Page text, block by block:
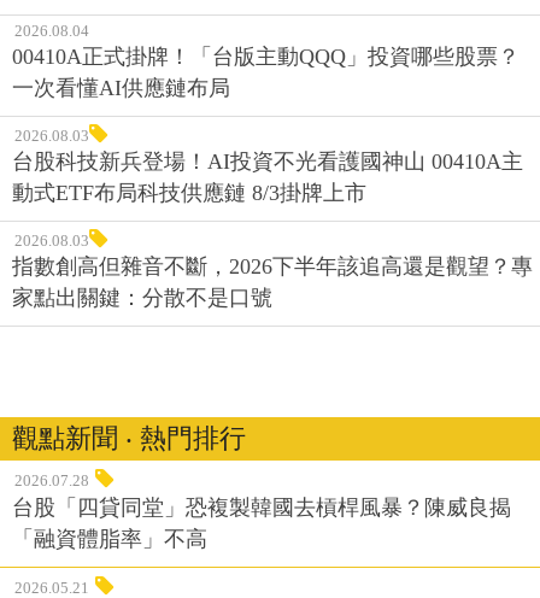
2026.08.04
00410A正式掛牌！「台版主動QQQ」投資哪些股票？
一次看懂AI供應鏈布局
2026.08.03
台股科技新兵登場！AI投資不光看護國神山 00410A主
動式ETF布局科技供應鏈 8/3掛牌上市
2026.08.03
指數創高但雜音不斷，2026下半年該追高還是觀望？專
家點出關鍵：分散不是口號
觀點新聞 ‧ 熱門排行
2026.07.28
台股「四貸同堂」恐複製韓國去槓桿風暴？陳威良揭
「融資體脂率」不高
2026.05.21